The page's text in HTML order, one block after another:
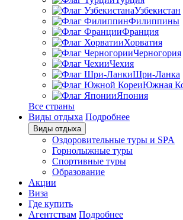
Узбекистан
Филиппины
Франция
Хорватия
Черногория
Чехия
Шри-Ланка
Южная
Япония
Все страны
Виды отдыха Подробнее
Виды отдыха
Оздоровительные туры и SPA
Горнолыжные туры
Спортивные туры
Образование
Акции
Виза
Где купить
Агентствам Подробнее